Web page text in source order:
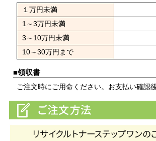
１万円未満
1～3万円未満
3～10万円未満
10～30万円まで
■領収書
ご注文時にご用命ください。お支払い確認